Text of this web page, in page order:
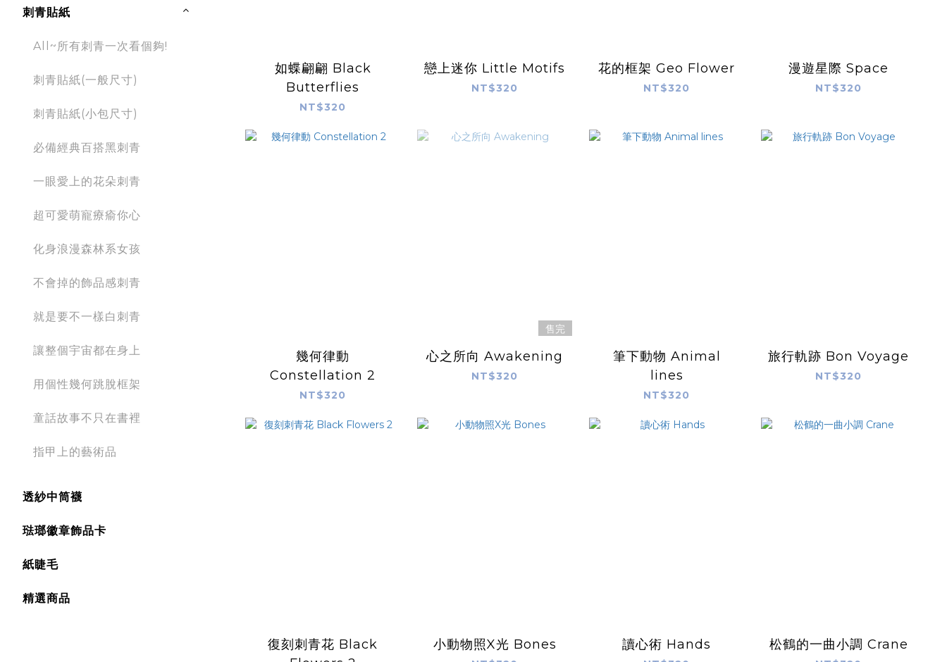
刺青貼紙
All~所有刺青一次看個夠!
刺青貼紙(一般尺寸)
刺青貼紙(小包尺寸)
必備經典百搭黑刺青
一眼愛上的花朵刺青
超可愛萌寵療瘉你心
化身浪漫森林系女孩
不會掉的飾品感刺青
就是要不一樣白刺青
讓整個宇宙都在身上
用個性幾何跳脫框架
童話故事不只在書裡
指甲上的藝術品
透紗中筒襪
琺瑯徽章飾品卡
紙睫毛
精選商品
如蝶翩翩 Black
Butterflies
NT$320
戀上迷你 Little Motifs
NT$320
花的框架 Geo Flower
NT$320
漫遊星際 Space
NT$320
幾何律動
Constellation 2
NT$320
售完
心之所向 Awakening
NT$320
筆下動物 Animal
lines
NT$320
旅行軌跡 Bon Voyage
NT$320
復刻刺青花 Black
小動物照X光 Bones 讀心術 Hands 松鶴的一曲小調 Crane